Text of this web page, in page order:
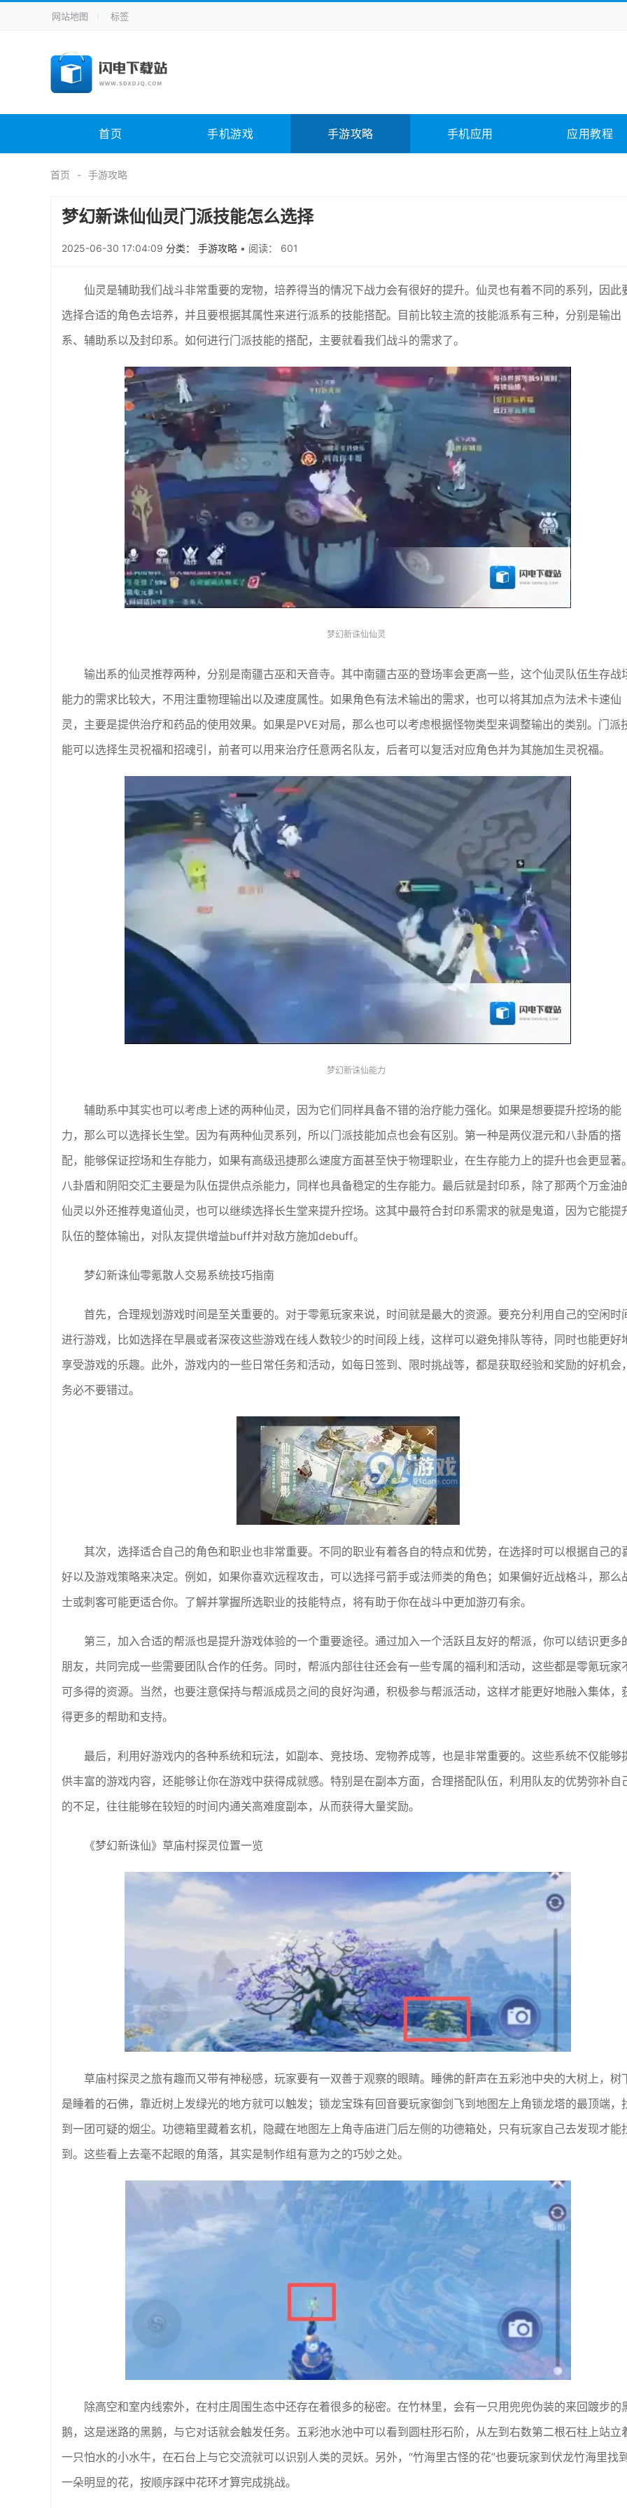
手机应用
手机游戏 H5游戏
电脑软件 其它类别 图形软件 安全相关 应用软件 影音软件 插件下载
未分类 综合其它
网站地图 标签
首页 手机游戏 手游攻略 手机应用 应用教程
首页 手游攻略
梦幻新诛仙仙灵门派技能怎么选择
2025-06-30 17:04:09 分类： 手游攻略 • 阅读： 601
仙灵是辅助我们战斗非常重要的宠物，培养得当的情况下战力会有很好的提升。仙灵也有着不同的系列，因此
选择合适的角色去培养，并且要根据其属性来进行派系的技能搭配。目前比较主流的技能派系有三种，分别是输出
系、辅助系以及封印系。如何进行门派技能的搭配，主要就看我们战斗的需求了。
梦幻新诛仙仙灵
输出系的仙灵推荐两种，分别是南疆古巫和天音寺。其中南疆古巫的登场率会更高一些，这个仙灵队伍生存战
能力的需求比较大，不用注重物理输出以及速度属性。如果角色有法术输出的需求，也可以将其加点为法术卡速仙
灵，主要是提供治疗和药品的使用效果。如果是PVE对局，那么也可以考虑根据怪物类型来调整输出的类别。门派
能可以选择生灵祝福和招魂引，前者可以用来治疗任意两名队友，后者可以复活对应角色并为其施加生灵祝福。
梦幻新诛仙能力
辅助系中其实也可以考虑上述的两种仙灵，因为它们同样具备不错的治疗能力强化。如果是想要提升控场的能
力，那么可以选择长生堂。因为有两种仙灵系列，所以门派技能加点也会有区别。第一种是两仪混元和八卦盾的搭
配，能够保证控场和生存能力，如果有高级迅捷那么速度方面甚至快于物理职业，在生存能力上的提升也会更显著。
八卦盾和阴阳交汇主要是为队伍提供点杀能力，同样也具备稳定的生存能力。最后就是封印系，除了那两个万金油
仙灵以外还推荐鬼道仙灵，也可以继续选择长生堂来提升控场。这其中最符合封印系需求的就是鬼道，因为它能提
队伍的整体输出，对队友提供增益buff并对敌方施加debuff。
梦幻新诛仙零氪散人交易系统技巧指南
首先，合理规划游戏时间是至关重要的。对于零氪玩家来说，时间就是最大的资源。要充分利用自己的空闲时
进行游戏，比如选择在早晨或者深夜这些游戏在线人数较少的时间段上线，这样可以避免排队等待，同时也能更好
享受游戏的乐趣。此外，游戏内的一些日常任务和活动，如每日签到、限时挑战等，都是获取经验和奖励的好机会，
务必不要错过。
其次，选择适合自己的角色和职业也非常重要。不同的职业有着各自的特点和优势，在选择时可以根据自己的
好以及游戏策略来决定。例如，如果你喜欢远程攻击，可以选择弓箭手或法师类的角色；如果偏好近战格斗，那么
士或刺客可能更适合你。了解并掌握所选职业的技能特点，将有助于你在战斗中更加游刃有余。
第三，加入合适的帮派也是提升游戏体验的一个重要途径。通过加入一个活跃且友好的帮派，你可以结识更多
朋友，共同完成一些需要团队合作的任务。同时，帮派内部往往还会有一些专属的福利和活动，这些都是零氪玩家
可多得的资源。当然，也要注意保持与帮派成员之间的良好沟通，积极参与帮派活动，这样才能更好地融入集体，
得更多的帮助和支持。
最后，利用好游戏内的各种系统和玩法，如副本、竞技场、宠物养成等，也是非常重要的。这些系统不仅能够
供丰富的游戏内容，还能够让你在游戏中获得成就感。特别是在副本方面，合理搭配队伍，利用队友的优势弥补自
的不足，往往能够在较短的时间内通关高难度副本，从而获得大量奖励。
《梦幻新诛仙》草庙村探灵位置一览
草庙村探灵之旅有趣而又带有神秘感，玩家要有一双善于观察的眼睛。睡佛的鼾声在五彩池中央的大树上，树
是睡着的石佛，靠近树上发绿光的地方就可以触发；锁龙宝珠有回音要玩家御剑飞到地图左上角锁龙塔的最顶端，
到一团可疑的烟尘。功德箱里藏着玄机，隐藏在地图左上角寺庙进门后左侧的功德箱处，只有玩家自己去发现才能
到。这些看上去毫不起眼的角落，其实是制作组有意为之的巧妙之处。
除高空和室内线索外，在村庄周围生态中还存在着很多的秘密。在竹林里，会有一只用兜兜伪装的来回踱步的
鹅，这是迷路的黑鹅，与它对话就会触发任务。五彩池水池中可以看到圆柱形石阶，从左到右数第二根石柱上站立
一只怕水的小水牛，在石台上与它交流就可以识别人类的灵妖。另外，“竹海里古怪的花”也要玩家到伏龙竹海里找到
一朵明显的花，按顺序踩中花环才算完成挑战。